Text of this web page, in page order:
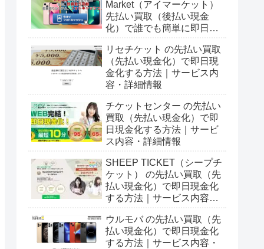
Market（アイマーケット）
先払い買取（後払い現金
化）で誰でも簡単に即日現
とサービス詳細情報
リセチケット の先払い買取
（先払い現金化）で即日現
金化する方法｜サービス内
容・詳細情報
チケットセンター の先払い
買取（先払い現金化）で即
日現金化する方法｜サービ
ス内容・詳細情報
SHEEP TICKET（シープチ
ケット） の先払い買取（先
払い現金化）で即日現金化
する方法｜サービス内容・
ウルモバ の先払い買取（先
払い現金化）で即日現金化
する方法｜サービス内容・